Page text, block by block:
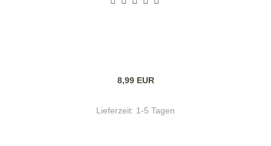
8,99 EUR
Lieferzeit: 1-5 Tagen